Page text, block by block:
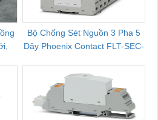
Bộ Chống Sét Nguồn 3 Pha 5
Dây Phoenix Contact FLT-SEC-